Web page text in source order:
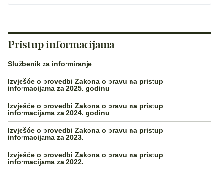
Pristup informacijama
Službenik za informiranje
Izvješće o provedbi Zakona o pravu na pristup
informacijama za 2025. godinu
Izvješće o provedbi Zakona o pravu na pristup
informacijama za 2024. godinu
Izvješće o provedbi Zakona o pravu na pristup
informacijama za 2023.
Izvješće o provedbi Zakona o pravu na pristup
informacijama za 2022.